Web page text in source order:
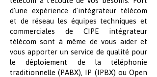
d’une expérience d’intégrateur télécom
et de réseau les équipes techniques et
commerciales de CIPE intégrateur
télécom sont à même de vous aider et
vous apporter un service de qualité pour
le déploiement de la téléphonie
traditionnelle (PABX), IP (IPBX) ou Open